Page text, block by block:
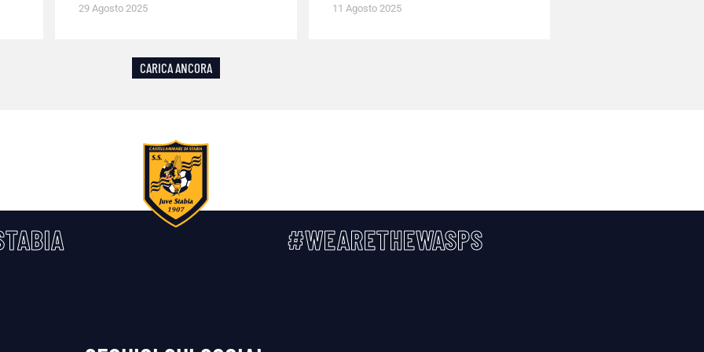
29 Agosto 2025 11 Agosto 2025
CARICA ANCORA
#WEARETHEWASPS